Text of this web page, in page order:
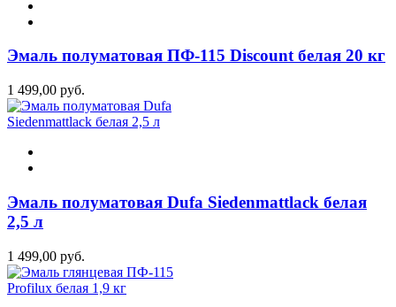
Эмаль полуматовая ПФ-115 Discount белая 20 кг
1 499,00 руб.
Эмаль полуматовая Dufa Siedenmattlack белая
2,5 л
1 499,00 руб.